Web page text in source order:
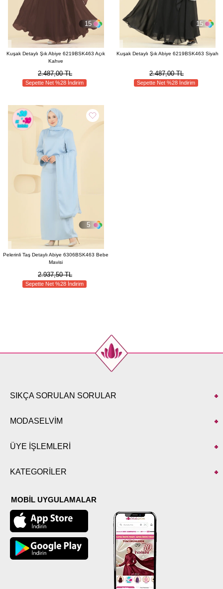
15
Kuşak Detaylı Şık Abiye 6219BSK463 Açık
Kahve
2.487,00 TL
Sepette Net %28 İndirim
15
Kuşak Detaylı Şık Abiye 6219BSK463 Siyah
2.487,00 TL
Sepette Net %28 İndirim
5
Pelerinli Taş Detaylı Abiye 6306BSK463 Bebe
Mavisi
2.937,50 TL
Sepette Net %28 İndirim
SIKÇA SORULAN SORULAR
MODASELVİM
ÜYE İŞLEMLERİ
KATEGORİLER
MOBİL UYGULAMALAR